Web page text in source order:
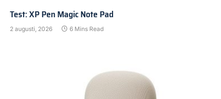
Test: XP Pen Magic Note Pad
2 augusti, 2026 6 Mins Read